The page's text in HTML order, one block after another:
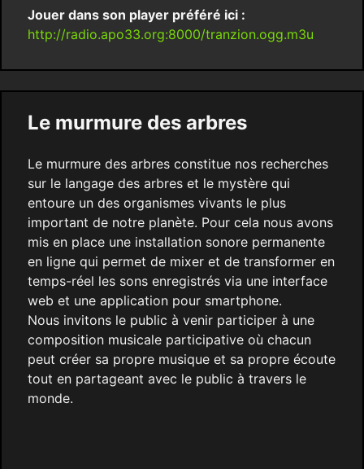
Jouer dans son player préféré ici :
http://radio.apo33.org:8000/tranzion.ogg.m3u
Le murmure des arbres
Le murmure des arbres constitue nos recherches
sur le langage des arbres et le mystère qui
entoure un des organismes vivants le plus
important de notre planète. Pour cela nous avons
mis en place une installation sonore permanente
en ligne qui permet de mixer et de transformer en
temps-réel les sons enregistrés via une interface
web et une application pour smartphone.
Nous invitons le public à venir participer à une
composition musicale participative où chacun
peut créer sa propre musique et sa propre écoute
tout en partageant avec le public à travers le
monde.